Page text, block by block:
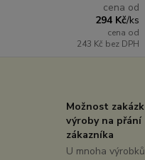
cena od
294 Kč/ks
cena od
243 Kč bez DPH
Možnost
výroby na přání
zákazníka
U mnoha výrobků